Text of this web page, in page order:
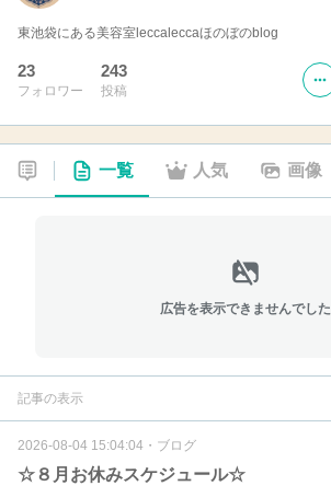
東池袋にある美容室leccaleccaほのぼのblog
23
フォロワー
243
投稿
一覧 人気 画像
広告を表示できませんでした
記事の表示
2026-08-04 15:04:04 ・ ブログ
☆８月お休みスケジュール☆